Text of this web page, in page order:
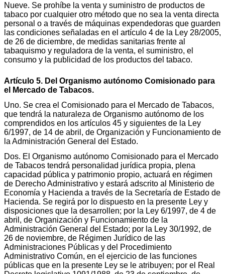
Nueve. Se prohíbe la venta y suministro de productos de
tabaco por cualquier otro método que no sea la venta directa
personal o a través de máquinas expendedoras que guarden
las condiciones señaladas en el artículo 4 de la Ley 28/2005,
de 26 de diciembre, de medidas sanitarias frente al
tabaquismo y reguladora de la venta, el suministro, el
consumo y la publicidad de los productos del tabaco.
Artículo 5. Del Organismo autónomo Comisionado para
el Mercado de Tabacos.
Uno. Se crea el Comisionado para el Mercado de Tabacos,
que tendrá la naturaleza de Organismo autónomo de los
comprendidos en los artículos 45 y siguientes de la Ley
6/1997, de 14 de abril, de Organización y Funcionamiento de
la Administración General del Estado.
Dos. El Organismo autónomo Comisionado para el Mercado
de Tabacos tendrá personalidad jurídica propia, plena
capacidad pública y patrimonio propio, actuará en régimen
de Derecho Administrativo y estará adscrito al Ministerio de
Economía y Hacienda a través de la Secretaría de Estado de
Hacienda. Se regirá por lo dispuesto en la presente Ley y
disposiciones que la desarrollen; por la Ley 6/1997, de 4 de
abril, de Organización y Funcionamiento de la
Administración General del Estado; por la Ley 30/1992, de
26 de noviembre, de Régimen Jurídico de las
Administraciones Públicas y del Procedimiento
Administrativo Común, en el ejercicio de las funciones
públicas que en la presente Ley se le atribuyen; por el Real